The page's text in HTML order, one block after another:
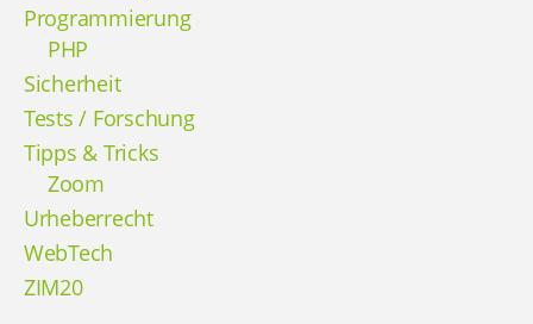
Programmierung
PHP
Sicherheit
Tests / Forschung
Tipps & Tricks
Zoom
Urheberrecht
WebTech
ZIM20